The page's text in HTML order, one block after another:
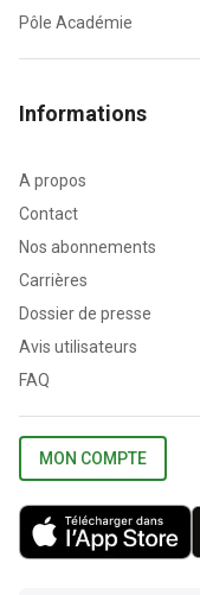
Pôle Académie
Informations
A propos
Contact
Nos abonnements
Carrières
Dossier de presse
Avis utilisateurs
FAQ
MON COMPTE